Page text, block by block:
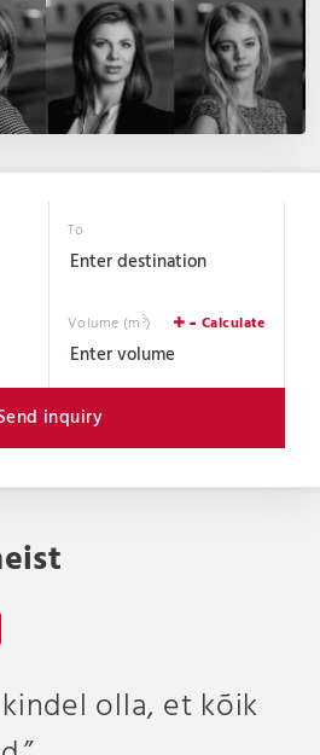
To
Volume (m3) Calculate
inquiry
olla, et kõik